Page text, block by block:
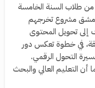
طلاب السنة الخامسة
دمشق مشروع تخرجهم
إلى تحويل المحتوى
في خطوة تعكس دور
التحول الرقمي.
أن التعليم العالي والبحث